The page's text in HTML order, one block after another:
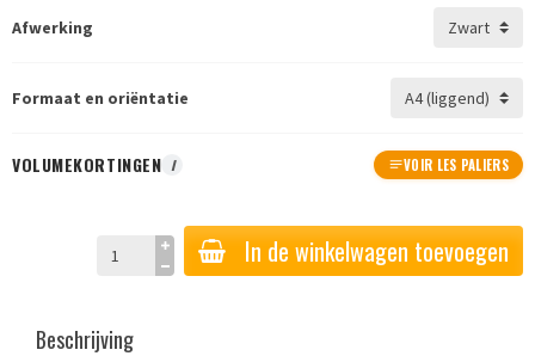
Afwerking
Formaat en oriëntatie
VOLUMEKORTINGEN I VOIR LES PALIERS
In de winkelwagen toevoegen
Beschrijving